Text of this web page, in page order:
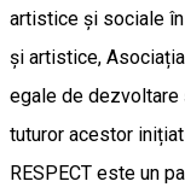
artistice și sociale
și artistice,
egale de dezvoltare
tuturor acestor
RESPECT este un